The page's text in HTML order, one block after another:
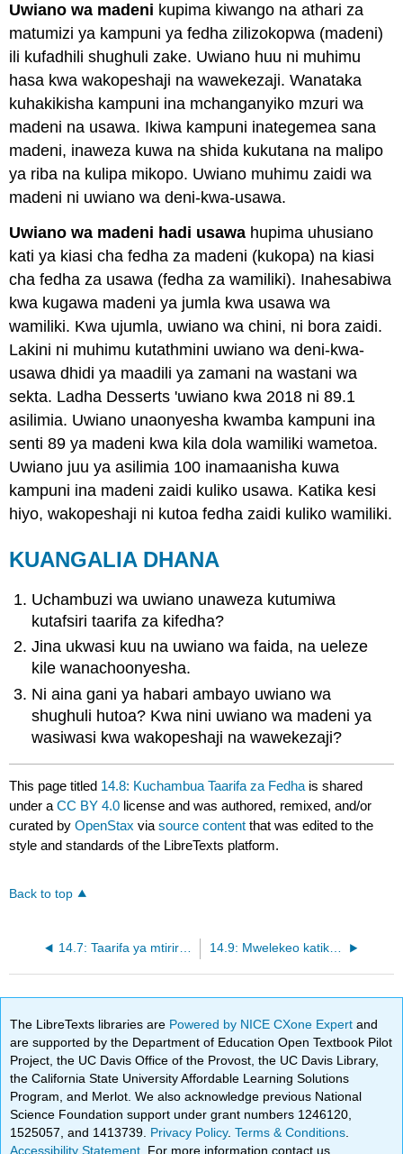
Uwiano wa madeni kupima kiwango na athari za
matumizi ya kampuni ya fedha zilizokopwa (madeni)
ili kufadhili shughuli zake. Uwiano huu ni muhimu
hasa kwa wakopeshaji na wawekezaji. Wanataka
kuhakikisha kampuni ina mchanganyiko mzuri wa
madeni na usawa. Ikiwa kampuni inategemea sana
madeni, inaweza kuwa na shida kukutana na malipo
ya riba na kulipa mikopo. Uwiano muhimu zaidi wa
madeni ni uwiano wa deni-kwa-usawa.
Uwiano wa madeni hadi usawa hupima uhusiano
kati ya kiasi cha fedha za madeni (kukopa) na kiasi
cha fedha za usawa (fedha za wamiliki). Inahesabiwa
kwa kugawa madeni ya jumla kwa usawa wa
wamiliki. Kwa ujumla, uwiano wa chini, ni bora zaidi.
Lakini ni muhimu kutathmini uwiano wa deni-kwa-
usawa dhidi ya maadili ya zamani na wastani wa
sekta. Ladha Desserts 'uwiano kwa 2018 ni 89.1
asilimia. Uwiano unaonyesha kwamba kampuni ina
senti 89 ya madeni kwa kila dola wamiliki wametoa.
Uwiano juu ya asilimia 100 inamaanisha kuwa
kampuni ina madeni zaidi kuliko usawa. Katika kesi
hiyo, wakopeshaji ni kutoa fedha zaidi kuliko wamiliki.
KUANGALIA DHANA
Uchambuzi wa uwiano unaweza kutumiwa
kutafsiri taarifa za kifedha?
Jina ukwasi kuu na uwiano wa faida, na ueleze
kile wanachoonyesha.
Ni aina gani ya habari ambayo uwiano wa
shughuli hutoa? Kwa nini uwiano wa madeni ya
wasiwasi kwa wakopeshaji na wawekezaji?
This page titled 14.8: Kuchambua Taarifa za Fedha is shared
under aCC BY 4.0 license and was authored, remixed, and/or
curated byOpenStax viasource content that was edited to the
style and standards of the LibreTexts platform.
Back to top
14.7: Taarifa ya mtiririko wa Fedha 14.9: Mwelekeo katika Uhasibu
The LibreTexts libraries are Powered by NICE CXone Expertand
are supported by the Department of Education Open Textbook Pilot
Project, the UC Davis Office of the Provost, the UC Davis Library,
the California State University Affordable Learning Solutions
Program, and Merlot. We also acknowledge previous National
Science Foundation support under grant numbers 1246120,
1525057, and 1413739. Privacy Policy.Terms & Conditions
Accessibility Statement . For more information contact us